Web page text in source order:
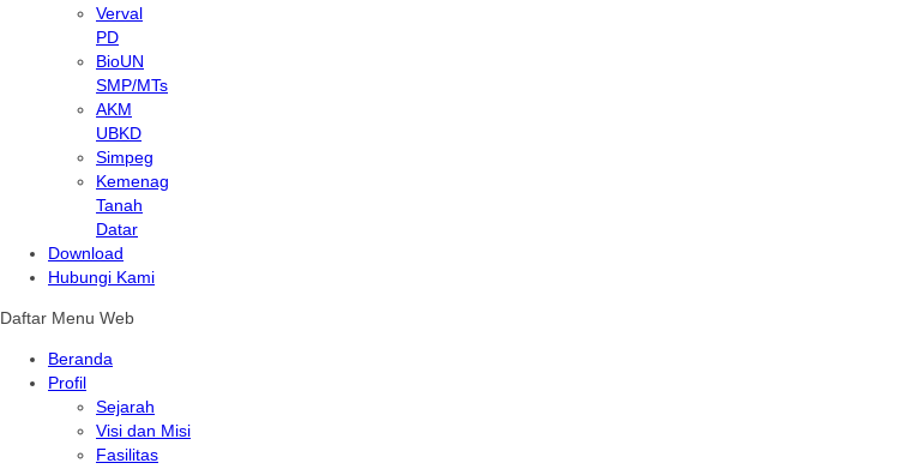
Verval
PD
BioUN
SMP/MTs
AKM
UBKD
Simpeg
Kemenag
Tanah
Datar
Download
Hubungi Kami
Daftar Menu Web
Beranda
Profil
Sejarah
Visi dan Misi
Fasilitas